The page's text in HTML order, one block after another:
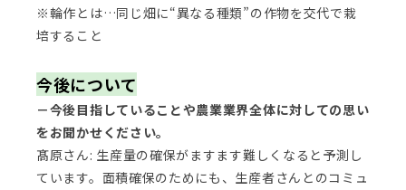
※輪作とは…同じ畑に“異なる種類”の作物を交代で栽
培すること
今後について
－今後目指していることや農業業界全体に対しての思い
をお聞かせください。
髙原さん: 生産量の確保がますます難しくなると予測し
ています。面積確保のためにも、生産者さんとのコミュ